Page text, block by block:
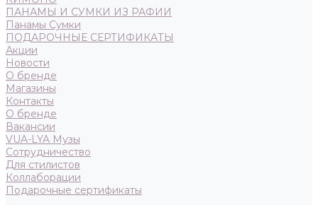
ПАНАМЫ И СУМКИ ИЗ РАФИИ
Панамы Сумки
ПОДАРОЧНЫЕ СЕРТИФИКАТЫ
Акции
Новости
О бренде
Магазины
Контакты
О бренде
Вакансии
VUA-LYA Музы
Сотрудничество
Для стилистов
Коллаборации
Подарочные сертификаты